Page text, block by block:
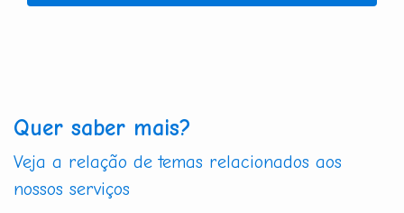
Quer saber mais?
Veja a relação de temas relacionados aos
nossos serviços